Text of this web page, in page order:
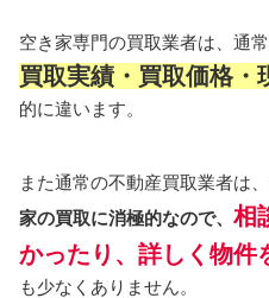
空き家専門の買取業者は、通
買取実績・買取価格・
的に違います。
また通常の不動産買取業者は、
家の買取に消極的なので、 相
かったり、詳しく物件
も少なくありません。